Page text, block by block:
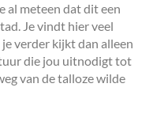
al meteen dat dit een
Je vindt hier veel
verder kijkt dan alleen
die jou uitnodigt tot
van de talloze wilde